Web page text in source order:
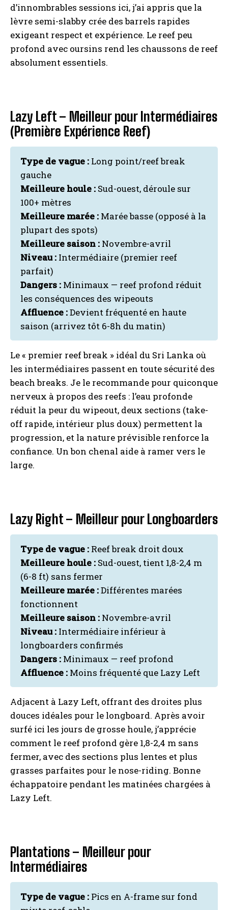
d’innombrables sessions ici, j’ai appris que la
lèvre semi-slabby crée des barrels rapides
exigeant respect et expérience. Le reef peu
profond avec oursins rend les chaussons de reef
absolument essentiels.
Lazy Left – Meilleur pour Intermédiaires
(Première Expérience Reef)
Type de vague : Long point/reef break
gauche
Meilleure houle : Sud-ouest, déroule sur
100+ mètres
Meilleure marée : Marée basse (opposé à la
plupart des spots)
Meilleure saison : Novembre-avril
Niveau : Intermédiaire (premier reef
parfait)
Dangers : Minimaux — reef profond réduit
les conséquences des wipeouts
Affluence :Devient fréquenté en haute
saison (arrivez tôt 6-8h du matin)
Le « premier reef break » idéal du Sri Lanka où
les intermédiaires passent en toute sécurité des
beach breaks. Je le recommande pour quiconque
nerveux à propos des reefs : l’eau profonde
réduit la peur du wipeout, deux sections (take-
off rapide, intérieur plus doux) permettent la
progression, et la nature prévisible renforce la
confiance. Un bon chenal aide à ramer vers le
large.
Lazy Right – Meilleur pour Longboarders
Type de vague : Reef break droit doux
Meilleure houle : Sud-ouest, tient 1,8-2,4 m
(6-8 ft) sans fermer
Meilleure marée :Différentes marées
fonctionnent
Meilleure saison : Novembre-avril
Niveau : Intermédiaire inférieur à
longboarders confirmés
Dangers : Minimaux — reef profond
Affluence : Moins fréquenté que Lazy Left
Adjacent à Lazy Left, offrant des droites plus
douces idéales pour le longboard. Après avoir
surfé ici les jours de grosse houle, j’apprécie
comment le reef profond gère 1,8-2,4 m sans
fermer, avec des sections plus lentes et plus
grasses parfaites pour le nose-riding. Bonne
échappatoire pendant les matinées chargées à
Lazy Left.
Plantations – Meilleur pour
Intermédiaires
Type de vague : Pics en A-frame sur fond